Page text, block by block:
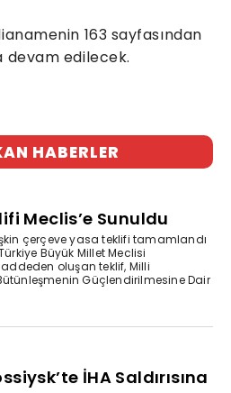
163 sayfasından
devam edilecek.
HABERLER
Meclis’e Sunuldu
çerçeve yasa teklifi tamamlandı
Büyük Millet Meclisi
oluşan teklif, Milli
Güçlendirilmesine Dair
İHA Saldırısına